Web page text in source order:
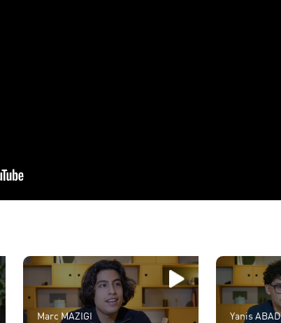
Marc MAZIGI Yanis ABAD